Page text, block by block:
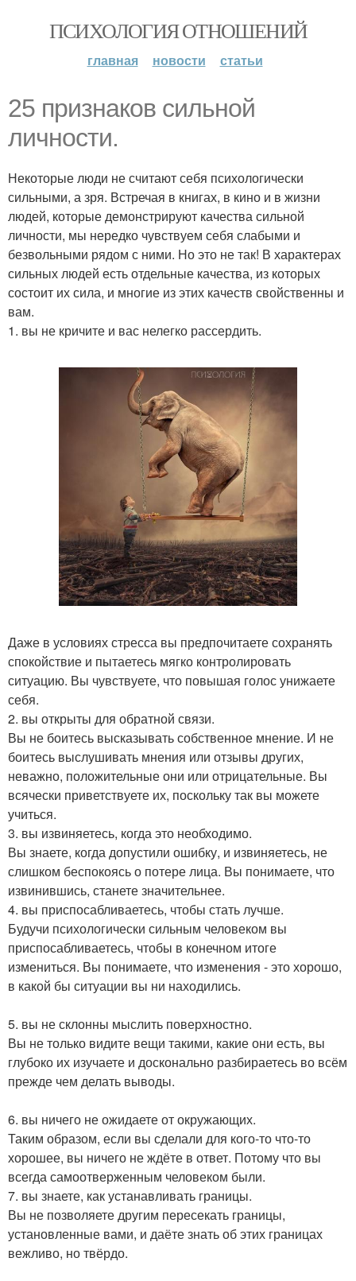
ПСИХОЛОГИЯ ОТНОШЕНИЙ
главная новости статьи
25 признаков сильной
личности.
Некоторые люди не считают себя психологически
сильными, а зря. Встречая в книгах, в кино и в жизни
людей, которые демонстрируют качества сильной
личности, мы нередко чувствуем себя слабыми и
безвольными рядом с ними. Но это не так! В характерах
сильных людей есть отдельные качества, из которых
состоит их сила, и многие из этих качеств свойственны и
вам.
1. вы не кричите и вас нелегко рассердить.
Даже в условиях стресса вы предпочитаете сохранять
спокойствие и пытаетесь мягко контролировать
ситуацию. Вы чувствуете, что повышая голос унижаете
себя.
2. вы открыты для обратной связи.
Вы не боитесь высказывать собственное мнение. И не
боитесь выслушивать мнения или отзывы других,
неважно, положительные они или отрицательные. Вы
всячески приветствуете их, поскольку так вы можете
учиться.
3. вы извиняетесь, когда это необходимо.
Вы знаете, когда допустили ошибку, и извиняетесь, не
слишком беспокоясь о потере лица. Вы понимаете, что
извинившись, станете значительнее.
4. вы приспосабливаетесь, чтобы стать лучше.
Будучи психологически сильным человеком вы
приспосабливаетесь, чтобы в конечном итоге
измениться. Вы понимаете, что изменения - это хорошо,
в какой бы ситуации вы ни находились.
5. вы не склонны мыслить поверхностно.
Вы не только видите вещи такими, какие они есть, вы
глубоко их изучаете и досконально разбираетесь во всём
прежде чем делать выводы.
6. вы ничего не ожидаете от окружающих.
Таким образом, если вы сделали для кого-то что-то
хорошее, вы ничего не ждёте в ответ. Потому что вы
всегда самоотверженным человеком были.
7. вы знаете, как устанавливать границы.
Вы не позволяете другим пересекать границы,
установленные вами, и даёте знать об этих границах
вежливо, но твёрдо.